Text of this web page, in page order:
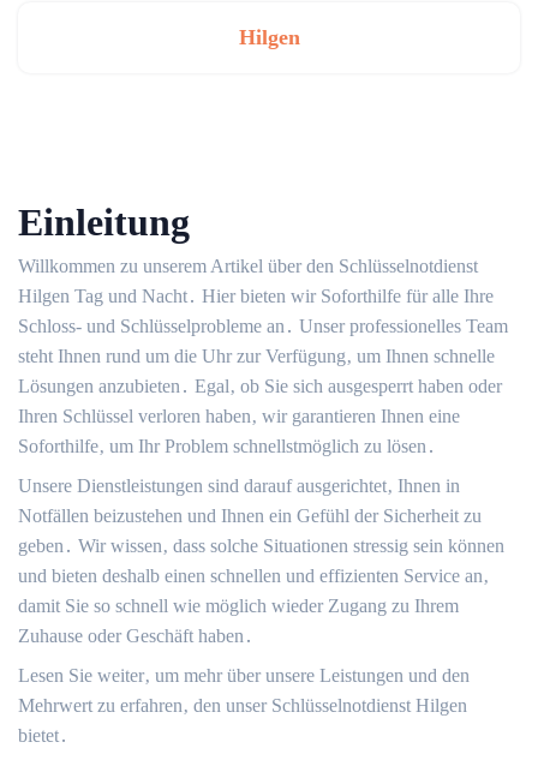
Hilgen
Einleitung
Willkommen zu unserem Artikel über den Schlüsselnotdienst
Hilgen Tag und Nacht․ Hier bieten wir Soforthilfe für alle Ihre
Schloss- und Schlüsselprobleme an․ Unser professionelles Team
steht Ihnen rund um die Uhr zur Verfügung‚ um Ihnen schnelle
Lösungen anzubieten․ Egal‚ ob Sie sich ausgesperrt haben oder
Ihren Schlüssel verloren haben‚ wir garantieren Ihnen eine
Soforthilfe‚ um Ihr Problem schnellstmöglich zu lösen․
Unsere Dienstleistungen sind darauf ausgerichtet‚ Ihnen in
Notfällen beizustehen und Ihnen ein Gefühl der Sicherheit zu
geben․ Wir wissen‚ dass solche Situationen stressig sein können
und bieten deshalb einen schnellen und effizienten Service an‚
damit Sie so schnell wie möglich wieder Zugang zu Ihrem
Zuhause oder Geschäft haben․
Lesen Sie weiter‚ um mehr über unsere Leistungen und den
Mehrwert zu erfahren‚ den unser Schlüsselnotdienst Hilgen
bietet․